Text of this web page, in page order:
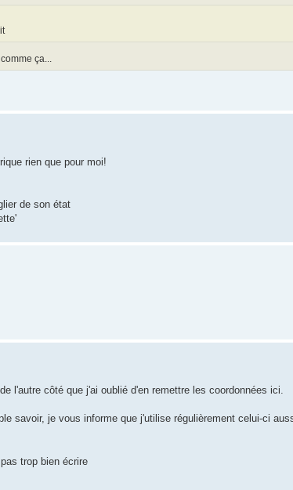
ça...
rien que pour moi!
de son état
l'autre côté que j'ai oublié d'en remettre les coordonnées ici.
savoir, je vous informe que j'utilise régulièrement celui-ci
trop bien écrire